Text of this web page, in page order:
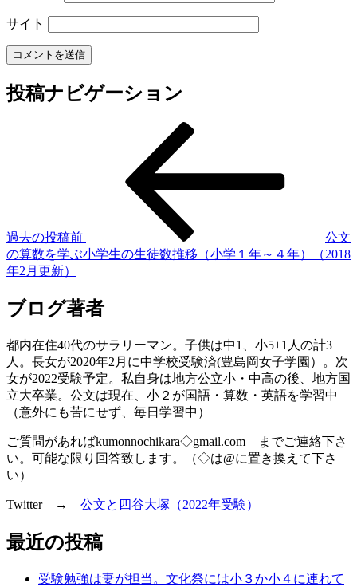
サイト
投稿ナビゲーション
過去の投稿前
公文
の算数を学ぶ小学生の生徒数推移（小学１年～４年）（2018
年2月更新）
ブログ著者
都内在住40代のサラリーマン。子供は中1、小5+1人の計3
人。長女が2020年2月に中学校受験済(豊島岡女子学園）。次
女が2022受験予定。私自身は地方公立小・中高の後、地方国
立大卒業。公文は現在、小２が国語・算数・英語を学習中
（意外にも苦にせず、毎日学習中）
ご質問があればkumonnochikara◇gmail.com までご連絡下さ
い。可能な限り回答致します。（◇は@に置き換えて下さ
い）
Twitter → 公文と四谷大塚（2022年受験）
最近の投稿
受験勉強は妻が担当。文化祭には小３か小４に連れて